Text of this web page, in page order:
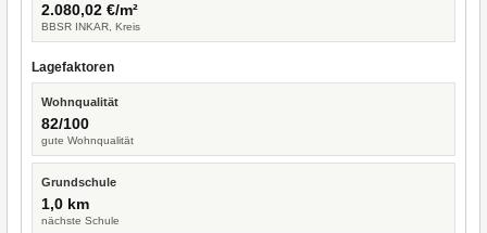
2.080,02 €/m²
BBSR INKAR, Kreis
Lagefaktoren
Wohnqualität
82/100
gute Wohnqualität
Grundschule
1,0 km
nächste Schule